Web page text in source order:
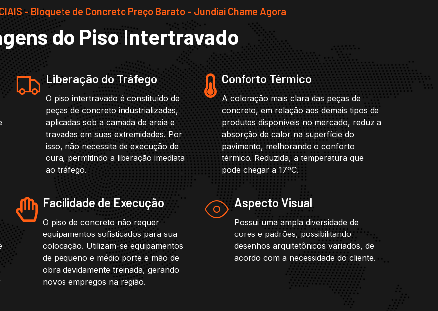
- Bloquete de Concreto Preço Barato – Jundiaí Chame Agora
do Piso Intertravado
Liberação do Tráfego
O piso intertravado é constituído de
peças de concreto industrializadas,
aplicadas sob a camada de areia e
travadas em suas extremidades. Por
isso, não necessita de execução de
cura, permitindo a liberação imediata
ao tráfego.
Conforto Térmico
A coloração mais clara das peças de
concreto, em relação aos demais tipos de
produtos disponíveis no mercado, reduz a
absorção de calor na superfície do
pavimento, melhorando o conforto
térmico. Reduzida, a temperatura que
pode chegar a 17ºC.
Facilidade de Execução
O piso de concreto não requer
equipamentos sofisticados para sua
colocação. Utilizam-se equipamentos
de pequeno e médio porte e mão de
obra devidamente treinada, gerando
novos empregos na região.
Aspecto Visual
Possui uma ampla diversidade de
cores e padrões, possibilitando
desenhos arquitetônicos variados, de
acordo com a necessidade do cliente.